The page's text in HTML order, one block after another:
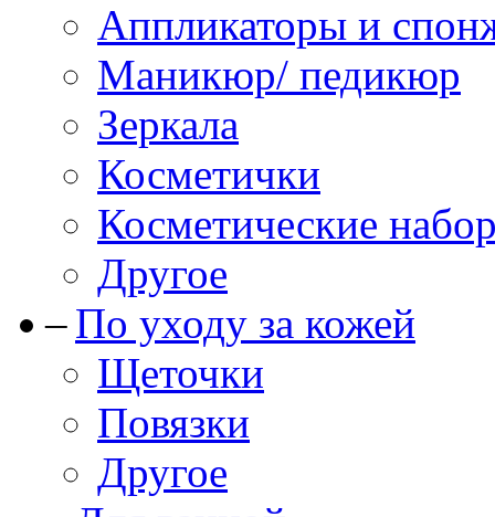
Аппликаторы и
Маникюр/ педикюр
Зеркала
Косметички
Косметические
Другое
По уходу за кожей
Щеточки
Повязки
Другое